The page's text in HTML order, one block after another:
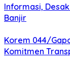
Informasi,
Banjir
Korem 044/
Komitmen